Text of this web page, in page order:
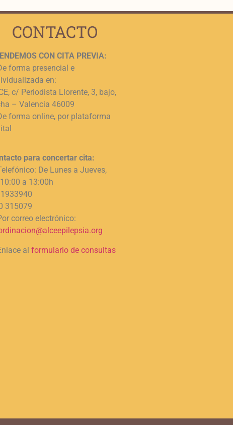
CONTACTO
CON CITA PREVIA:
forma presencial e
en:
c/ Periodista Llorente, 3, bajo,
– Valencia 46009
forma online, por plataforma
para concertar cita:
De Lunes a Jueves,
a 13:00h
315079
correo electrónico:
al formulario de consultas